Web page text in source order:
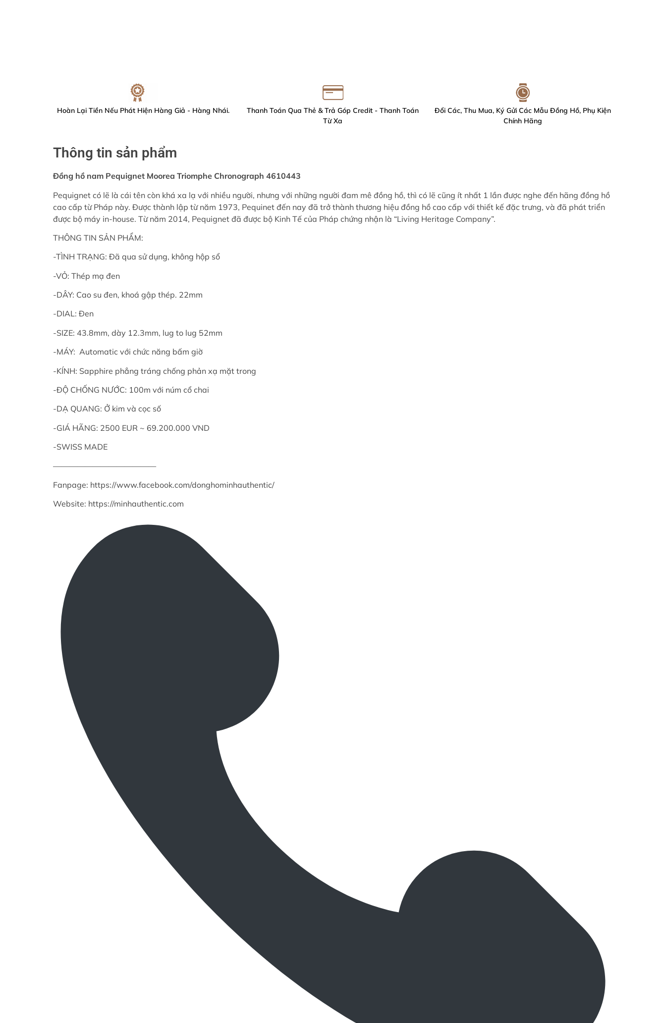
Hoàn Lại Tiền Nếu Phát Hiện Hàng Giả - Hàng Nhái.
Thanh Toán Qua Thẻ & Trả Góp Credit - Thanh Toán
Từ Xa
Đổi Các, Thu Mua, Ký Gửi Các Mẫu Đồng Hồ, Phụ Kiện
Chính Hãng
Thông tin sản phẩm
Đồng hồ nam Pequignet Moorea Triomphe Chronograph 4610443
Pequignet có lẽ là cái tên còn khá xa lạ với nhiều người, nhưng với những người đam mê đồng hồ, thì có lẽ cũng ít nhất 1 lần được nghe đến hãng đồng hồ
cao cấp từ Pháp này. Được thành lập từ năm 1973, Pequinet đến nay đã trở thành thương hiệu đồng hồ cao cấp với thiết kế đặc trưng, và đã phát triển
được bộ máy in-house. Từ năm 2014, Pequignet đã được bộ Kinh Tế của Pháp chứng nhận là “Living Heritage Company”.
THÔNG TIN SẢN PHẨM:
-TÌNH TRẠNG: Đã qua sử dụng, không hộp sổ
-VỎ: Thép mạ đen
-DÂY: Cao su đen, khoá gập thép. 22mm
-DIAL: Đen
-SIZE: 43.8mm, dày 12.3mm, lug to lug 52mm
-MÁY: Automatic với chức năng bấm giờ
-KÍNH: Sapphire phẳng tráng chống phản xạ mặt trong
-ĐỘ CHỐNG NƯỚC: 100m với núm cổ chai
-DẠ QUANG: Ở kim và cọc số
-GIÁ HÃNG: 2500 EUR ~ 69.200.000 VND
-SWISS MADE
—————————————
Fanpage: https://www.facebook.com/donghominhauthentic/
Website: https://minhauthentic.com